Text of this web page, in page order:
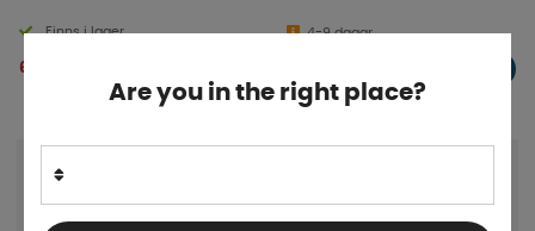
Finns i lager
6 749 kr
4-9 dagar
FRI FRAKT
Are you in the right place?